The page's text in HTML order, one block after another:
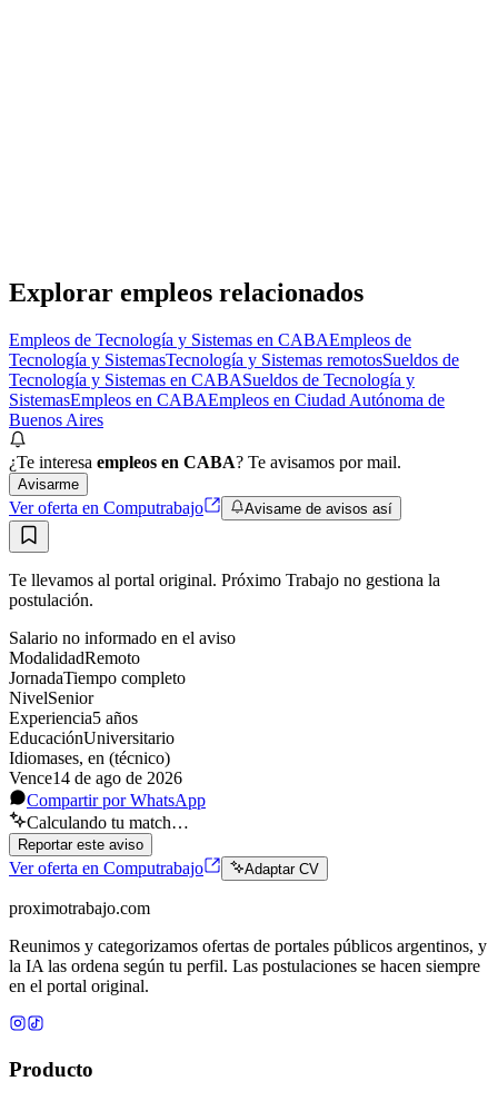
Explorar empleos relacionados
Empleos de Tecnología y Sistemas en CABAEmpleos de
Tecnología y SistemasTecnología y Sistemas remotosSueldos de
Tecnología y Sistemas en CABASueldos de Tecnología y
SistemasEmpleos en CABAEmpleos en Ciudad Autónoma de
Buenos Aires
¿Te interesa empleos en CABA? Te avisamos por mail.
Avisarme
Ver oferta en Computrabajo Avisame de avisos así
Te llevamos al portal original. Próximo Trabajo no gestiona la
postulación.
Salario no informado en el aviso
ModalidadRemoto
JornadaTiempo completo
NivelSenior
Experiencia5 años
EducaciónUniversitario
Idiomases, en (técnico)
Vence14 de ago de 2026
Compartir por WhatsApp
Calculando tu match…
Reportar este aviso
Ver oferta en Computrabajo Adaptar CV
proximotrabajo.com
Reunimos y categorizamos ofertas de portales públicos argentinos, y
la IA las ordena según tu perfil. Las postulaciones se hacen siempre
en el portal original.
Producto